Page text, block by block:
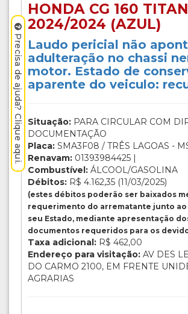
HONDA CG 160
2024/2024 (AZUL)
Laudo pericial não
adulteração no chassi
motor. Estado de
aparente do veiculo:
Situação: PARA CIRCULAR COM
DOCUMENTAÇÃO
Placa: SMA3F08 / TRÊS LAGOAS -
Renavam: 01393984425 |
Combustível: ÁLCOOL/GASOLINA
Débitos: R$ 4.162,35 (11/03/2025)
(estes débitos poderão ser baixados
requerimento do arrematante junto ao
seu Estado, mediante apresentação
documentos requeridos para os
Taxa adicional: R$ 462,00
Endereço para visitação: AV DES
DO CARMO 2100, EM FRENTE
AGRARIAS
Precisa de ajuda? Clique aqui.